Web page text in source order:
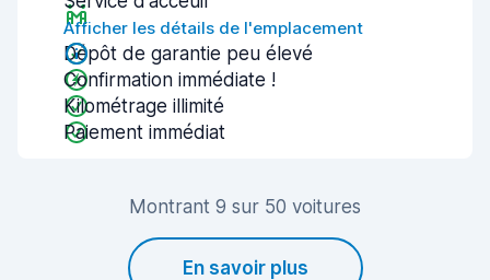
Afficher les détails de l'emplacement
Dépôt de garantie peu élevé
Confirmation immédiate !
Kilométrage illimité
Paiement immédiat
Montrant 9 sur 50 voitures
En savoir plus